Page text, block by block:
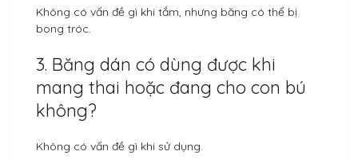
Không có vấn đề gì khi tắm, nhưng băng có thể bị
bong tróc.
3. Băng dán có dùng được khi
mang thai hoặc đang cho con bú
không?
Không có vấn đề gì khi sử dụng.